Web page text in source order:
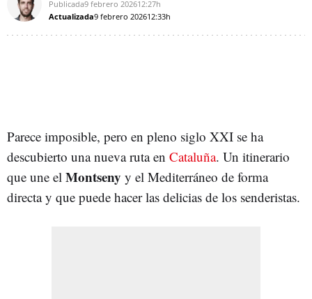
Publicada9 febrero 202612:27h
Actualizada9 febrero 202612:33h
Parece imposible, pero en pleno siglo XXI se ha
descubierto una nueva ruta en Cataluña. Un itinerario
que une el Montseny y el Mediterráneo de forma
directa y que puede hacer las delicias de los senderistas.